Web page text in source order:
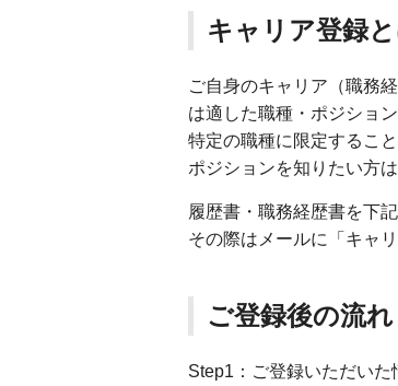
キャリア登録
ご自身のキャリア（職務
は適した職種・ポジショ
特定の職種に限定するこ
ポジションを知りたい方
履歴書・職務経歴書を下
その際はメールに「キャ
ご登録後の流れ
Step1：ご登録いただい